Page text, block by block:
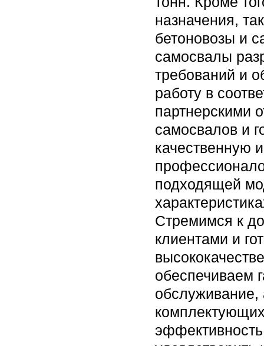
назначения,
бетоновозы и
самосвалы
требований и
работу в
партнерскими
самосвалов и
качественную
подходящей
Стремимся к
клиентами и
обеспечиваем
обслуживание,